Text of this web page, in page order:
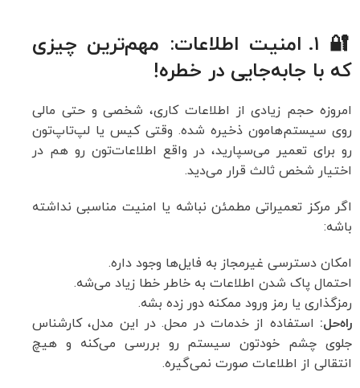
🔐 ۱. امنیت اطلاعات: مهم‌ترین چیزی
که با جابه‌جایی در خطره!
امروزه حجم زیادی از اطلاعات کاری، شخصی و حتی مالی
روی سیستم‌هامون ذخیره شده. وقتی کیس یا لپ‌تاپ‌تون
رو برای تعمیر می‌سپارید، در واقع اطلاعات‌تون رو هم در
اختیار شخص ثالث قرار می‌دید.
اگر مرکز تعمیراتی مطمئن نباشه یا امنیت مناسبی نداشته
باشه:
امکان دسترسی غیرمجاز به فایل‌ها وجود داره.
احتمال پاک شدن اطلاعات به خاطر خطا زیاد می‌شه.
رمزگذاری یا رمز ورود ممکنه دور زده بشه.
راه‌حل: استفاده از خدمات در محل. در این مدل، کارشناس
جلوی چشم خودتون سیستم رو بررسی می‌کنه و هیچ
انتقالی از اطلاعات صورت نمی‌گیره.